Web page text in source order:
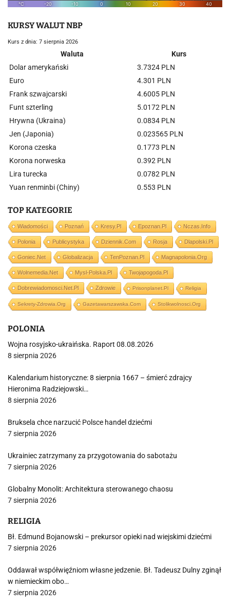
KURSY WALUT NBP
Kurs z dnia: 7 sierpnia 2026
Waluta
Kurs
Dolar amerykański
3.7324 PLN
Euro
4.301 PLN
Frank szwajcarski
4.6005 PLN
Funt szterling
5.0172 PLN
Hrywna (Ukraina)
0.0834 PLN
Jen (Japonia)
0.023565 PLN
Korona czeska
0.1773 PLN
Korona norweska
0.392 PLN
Lira turecka
0.0782 PLN
Yuan renminbi (Chiny)
0.553 PLN
TOP KATEGORIE
Wiadomości Poznań Kresy.pl Epoznan.pl Nczas.info
Polonia Publicystyka Dziennik.com Rosja Dlapolski.pl
Goniec.net Globalizacja TenPoznan.pl Magnapolonia.org
Wolnemedia.net Mysl-Polska.pl Twojapogoda.pl
Dobrewiadomosci.net.pl Zdrowie Prisonplanet.pl Religia
Sekrety-Zdrowia.org Gazetawarszawska.com Stolikwolnosci.org
POLONIA
Wojna rosyjsko-ukraińska. Raport 08.08.2026
8 sierpnia 2026
Kalendarium historyczne: 8 sierpnia 1667 – śmierć zdrajcy
Hieronima Radziejowski…
8 sierpnia 2026
Bruksela chce narzucić Polsce handel dziećmi
7 sierpnia 2026
Ukrainiec zatrzymany za przygotowania do sabotażu
7 sierpnia 2026
Globalny Monolit: Architektura sterowanego chaosu
7 sierpnia 2026
RELIGIA
Bł. Edmund Bojanowski – prekursor opieki nad wiejskimi dziećmi
7 sierpnia 2026
Oddawał współwięźniom własne jedzenie. Bł. Tadeusz Dulny zginął
w niemieckim obo…
7 sierpnia 2026